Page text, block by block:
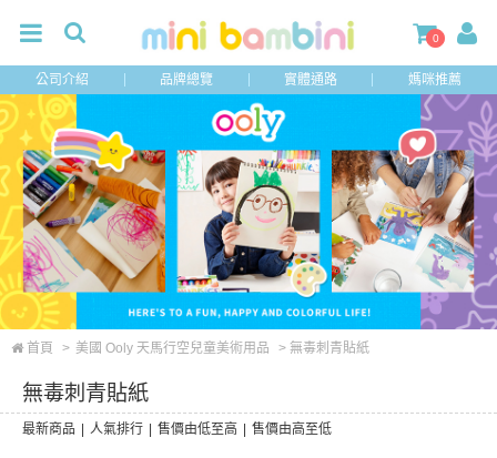
0
公司介紹 品牌總覽 實體通路 媽咪推薦
首頁 > 美國 Ooly 天馬行空兒童美術用品 > 無毒刺青貼紙
無毒刺青貼紙
最新商品 人氣排行 售價由低至高 售價由高至低